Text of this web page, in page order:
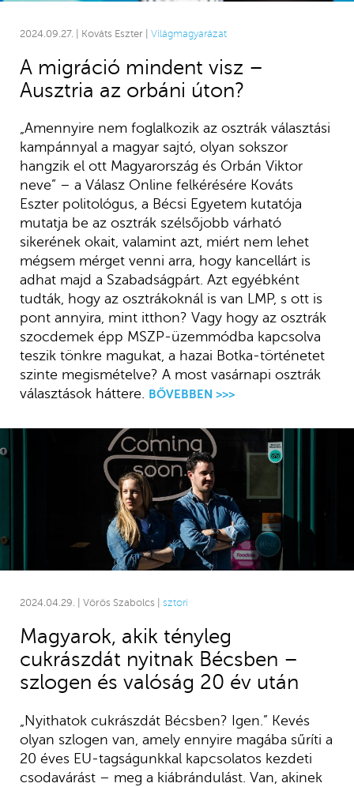
2024.09.27. | Kováts Eszter | Világmagyarázat
A migráció mindent visz –
Ausztria az orbáni úton?
„Amennyire nem foglalkozik az osztrák választási
kampánnyal a magyar sajtó, olyan sokszor
hangzik el ott Magyarország és Orbán Viktor
neve” – a Válasz Online felkérésére Kováts
Eszter politológus, a Bécsi Egyetem kutatója
mutatja be az osztrák szélsőjobb várható
sikerének okait, valamint azt, miért nem lehet
mégsem mérget venni arra, hogy kancellárt is
adhat majd a Szabadságpárt. Azt egyébként
tudták, hogy az osztrákoknál is van LMP, s ott is
pont annyira, mint itthon? Vagy hogy az osztrák
szocdemek épp MSZP-üzemmódba kapcsolva
teszik tönkre magukat, a hazai Botka-történetet
szinte megismételve? A most vasárnapi osztrák
választások háttere. BŐVEBBEN >>>
2024.04.29. | Vörös Szabolcs | sztori
Magyarok, akik tényleg
cukrászdát nyitnak Bécsben –
szlogen és valóság 20 év után
„Nyithatok cukrászdát Bécsben? Igen.” Kevés
olyan szlogen van, amely ennyire magába sűríti a
20 éves EU-tagságunkkal kapcsolatos kezdeti
csodavárást – meg a kiábrándulást. Van, akinek